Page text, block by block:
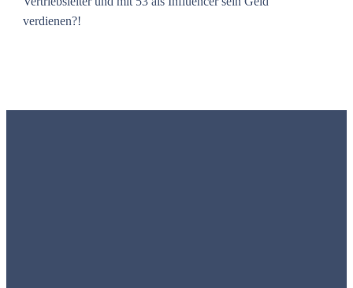
verdienen?!